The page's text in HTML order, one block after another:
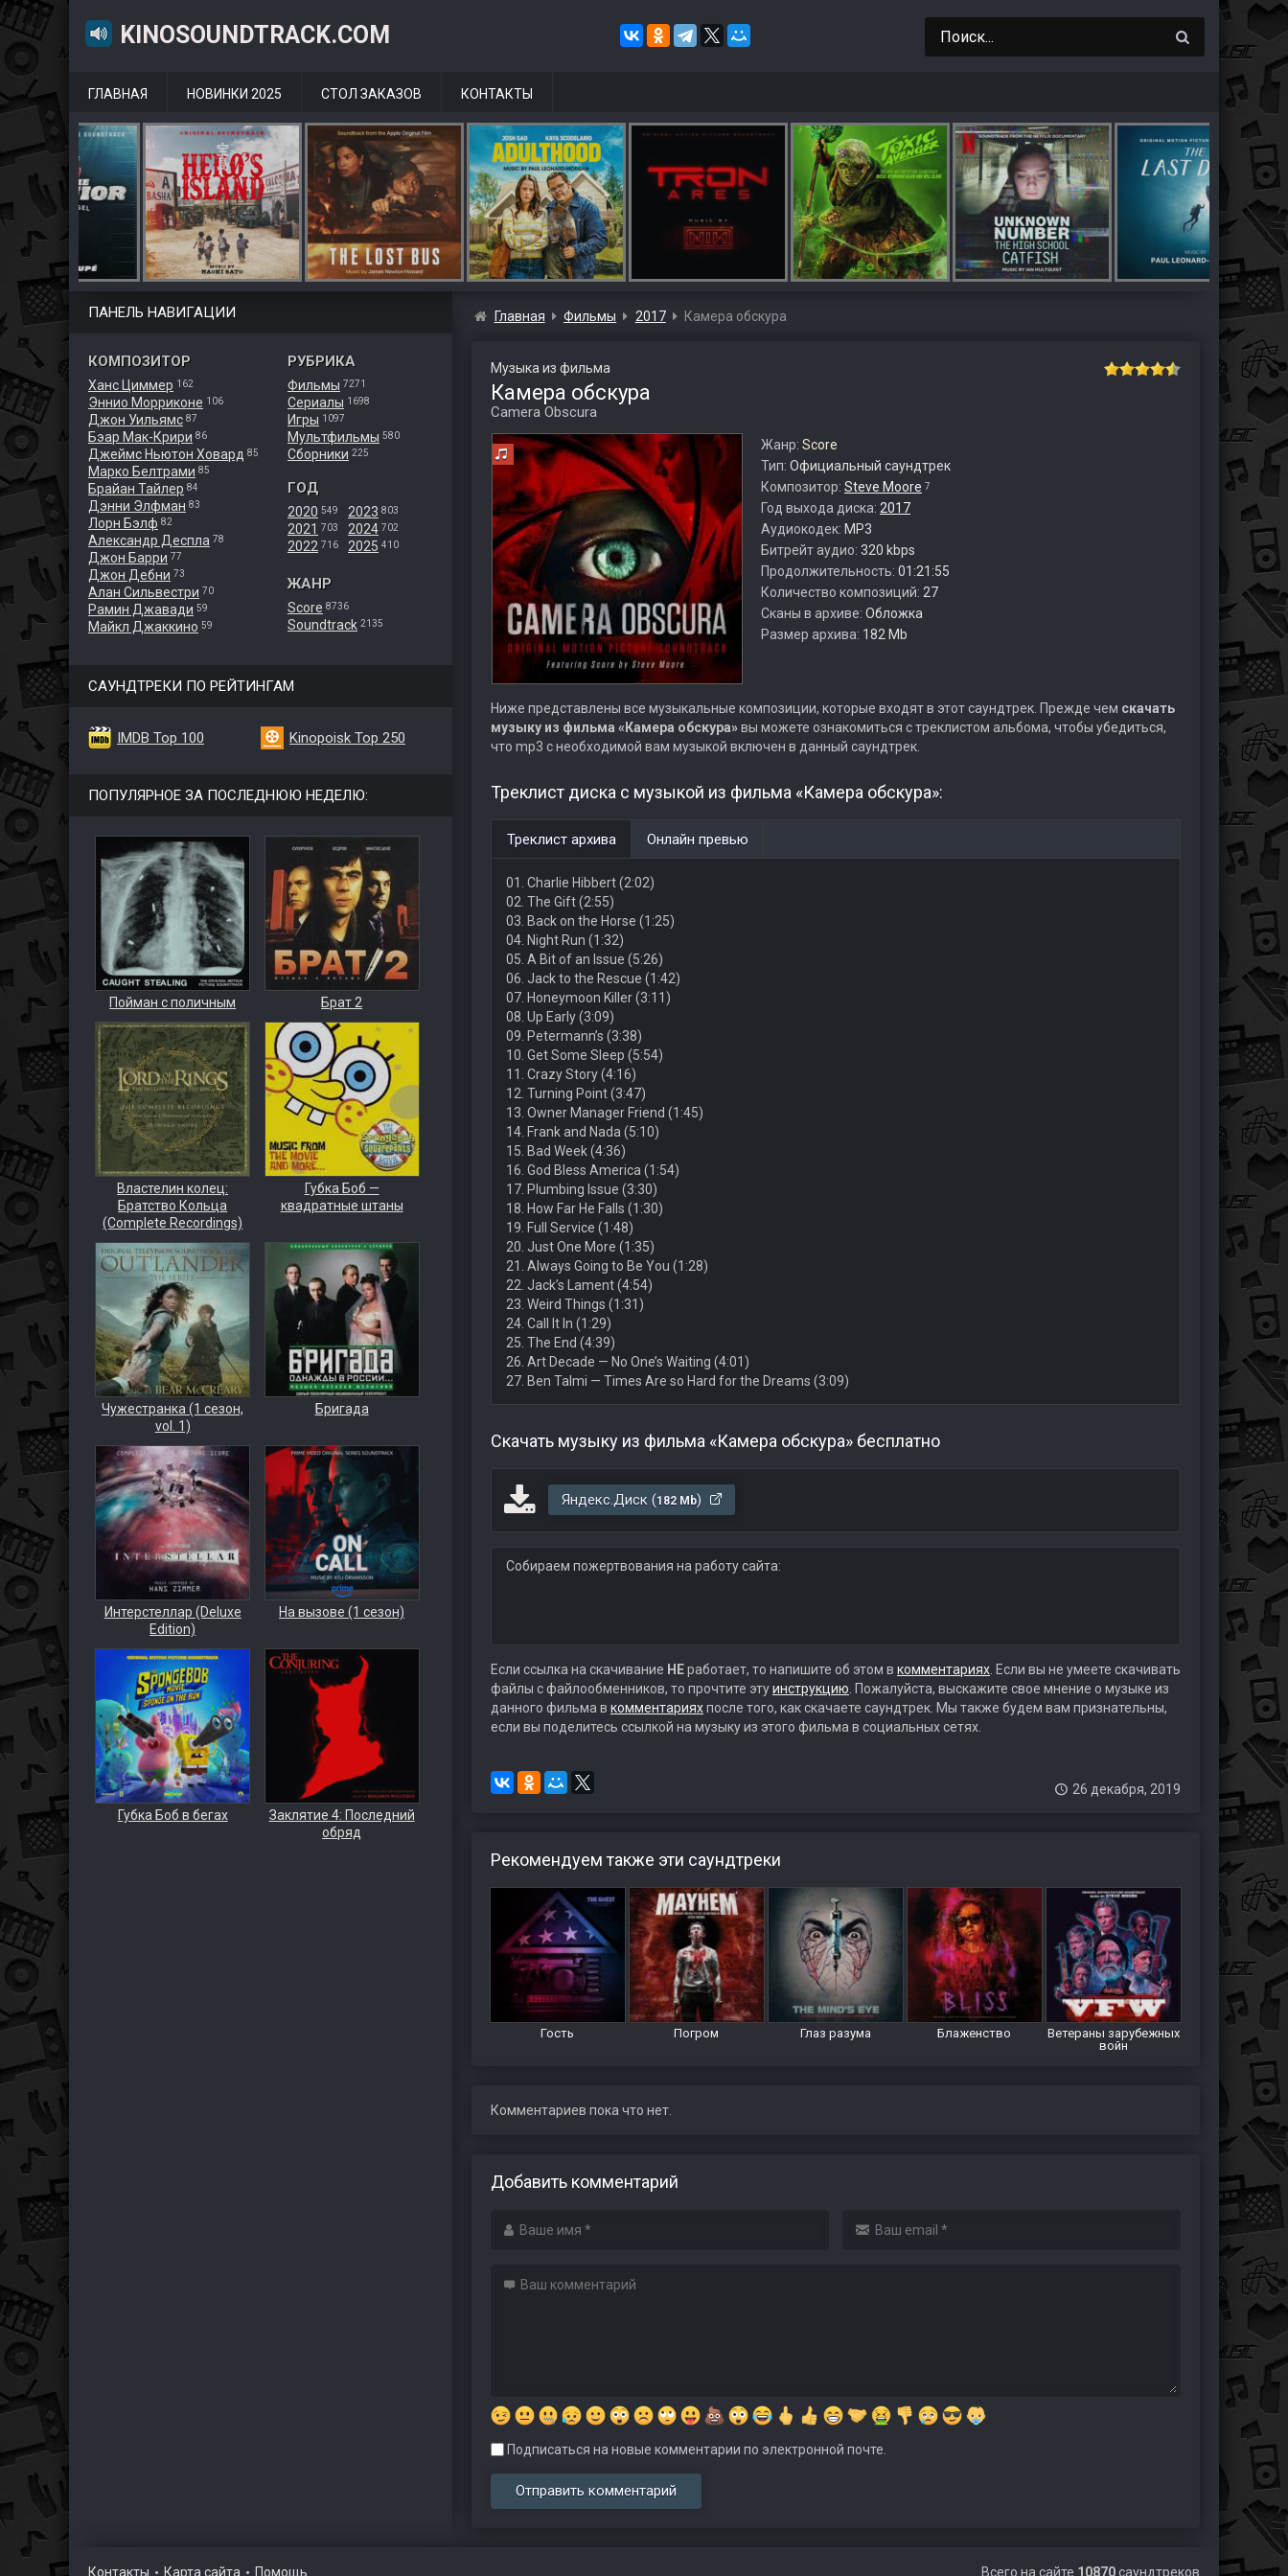
KINOSOUNDTRACK.COM
ГЛАВНАЯ НОВИНКИ 2025 СТОЛ ЗАКАЗОВ КОНТАКТЫ
ПАНЕЛЬ НАВИГАЦИИ
КОМПОЗИТОР
Ханс Циммер 162
Эннио Морриконе 106
Джон Уильямс 87
Бэар Мак-Крири 86
Джеймс Ньютон Ховард 85
Марко Белтрами 85
Брайан Тайлер 84
Дэнни Элфман 83
Лорн Бэлф 82
Александр Деспла 78
Джон Барри 77
Джон Дебни 73
Алан Сильвестри 70
Рамин Джавади 59
Майкл Джаккино 59
РУБРИКА
Фильмы 7271
Сериалы 1698
Игры 1097
Мультфильмы 580
Сборники 225
ГОД
2020 549
2021 703
2022 716
2023 803
2024 702
2025 410
ЖАНР
Score 8736
Soundtrack 2135
САУНДТРЕКИ ПО РЕЙТИНГАМ
IMDB Top 100 Kinopoisk Top 250
ПОПУЛЯРНОЕ ЗА ПОСЛЕДНЮЮ НЕДЕЛЮ:
Пойман с поличным Брат 2
Властелин колец:
Братство Кольца
(Complete Recordings)
Губка Боб —
квадратные штаны
Чужестранка (1 сезон,
vol. 1)
Бригада
Интерстеллар (Deluxe
Edition)
На вызове (1 сезон)
Губка Боб в бегах
Заклятие 4: Последний
обряд
Главная Фильмы 2017 Камера обскура
Музыка из фильма
Камера обскура
Camera Obscura
Жанр: Score
Тип: Официальный саундтрек
Композитор: Steve Moore 7
Год выхода диска: 2017
Аудиокодек: MP3
Битрейт аудио: 320 kbps
Продолжительность: 01:21:55
Количество композиций: 27
Сканы в архиве: Обложка
Размер архива: 182 Mb
Ниже представлены все музыкальные композиции, которые входят в этот саундтрек. Прежде чем скачать
музыку из фильма «Камера обскура»вы можете ознакомиться с треклистом альбома, чтобы убедиться,
что mp3 с необходимой вам музыкой включен в данный саундтрек.
Треклист диска с музыкой из фильма «Камера обскура»:
Треклист архива Онлайн превью
01. Charlie Hibbert (2:02)
02. The Gift (2:55)
03. Back on the Horse (1:25)
04. Night Run (1:32)
05. A Bit of an Issue (5:26)
06. Jack to the Rescue (1:42)
07. Honeymoon Killer (3:11)
08. Up Early (3:09)
09. Petermann’s (3:38)
10. Get Some Sleep (5:54)
11. Crazy Story (4:16)
12. Turning Point (3:47)
13. Owner Manager Friend (1:45)
14. Frank and Nada (5:10)
15. Bad Week (4:36)
16. God Bless America (1:54)
17. Plumbing Issue (3:30)
18. How Far He Falls (1:30)
19. Full Service (1:48)
20. Just One More (1:35)
21. Always Going to Be You (1:28)
22. Jack’s Lament (4:54)
23. Weird Things (1:31)
24. Call It In (1:29)
25. The End (4:39)
26. Art Decade — No One’s Waiting (4:01)
27. Ben Talmi — Times Are so Hard for the Dreams (3:09)
Скачать музыку из фильма «Камера обскура» бесплатно
Яндекс.Диск (182 Mb)
Собираем пожертвования на работу сайта:
Если ссылка на скачивание НЕработает, то напишите об этом в комментариях. Если вы не умеете скачивать
файлы с файлообменников, то прочтите этуинструкцию . Пожалуйста, выскажите свое мнение о музыке из
данного фильма в комментарияхпосле того, как скачаете саундтрек. Мы также будем вам признательны,
если вы поделитесь ссылкой на музыку из этого фильма в социальных сетях.
26 декабря, 2019
Рекомендуем также эти саундтреки
Гость Погром Глаз разума Блаженство
Ветераны зарубежных
войн
Комментариев пока что нет.
Добавить комментарий
Подписаться на новые комментарии по электронной почте.
Контакты Карта сайта Помощь Всего на сайте 10870саундтреков